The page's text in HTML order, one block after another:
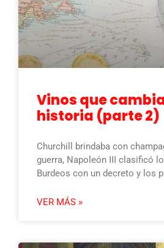
Vinos que
historia (parte 2)
Churchill brindaba con
guerra, Napoleón III clasificó
Burdeos con un decreto y los
VER MÁS »